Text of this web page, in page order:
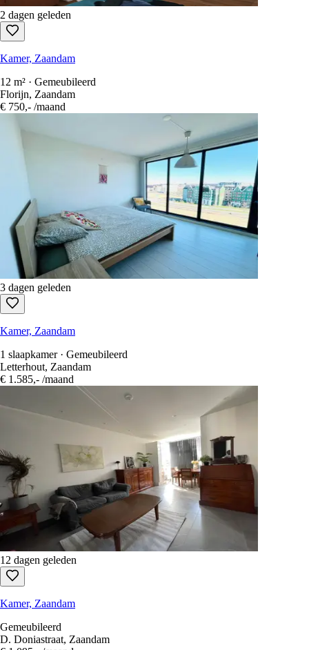
2 dagen geleden
Kamer, Zaandam
12 m² · Gemeubileerd
Florijn, Zaandam
€ 750,- /maand
3 dagen geleden
Kamer, Zaandam
1 slaapkamer · Gemeubileerd
Letterhout, Zaandam
€ 1.585,- /maand
12 dagen geleden
Kamer, Zaandam
Gemeubileerd
D. Doniastraat, Zaandam